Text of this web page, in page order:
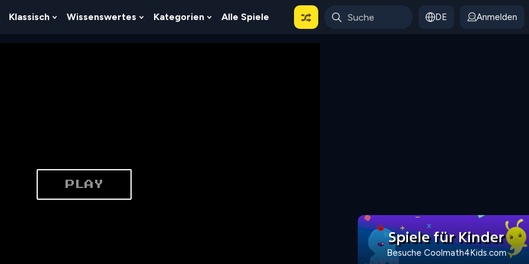
Show
Klassisch
Show
For
Wissenswertes
Show
For
Kategorien
Show
For
Alle Spiele DE Anmelden
Spiele für Kinder
Besuche Coolmath4Kids.com